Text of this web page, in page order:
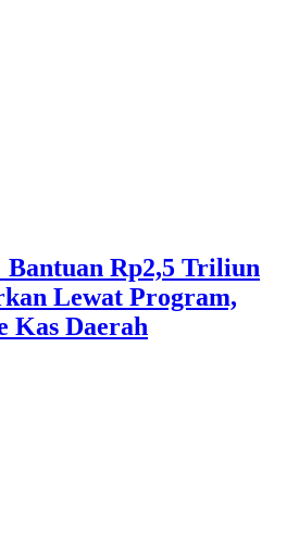
Bantuan Rp2,5 Triliun
Lewat Program,
Kas Daerah